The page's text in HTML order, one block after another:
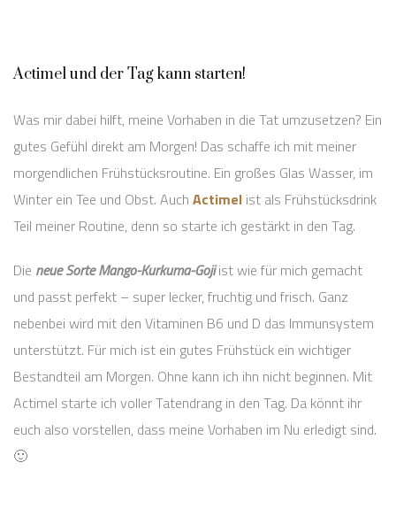
Actimel und der Tag kann starten!
Was mir dabei hilft, meine Vorhaben in die Tat umzusetzen? Ein
gutes Gefühl direkt am Morgen! Das schaffe ich mit meiner
morgendlichen Frühstücksroutine. Ein großes Glas Wasser, im
Winter ein Tee und Obst. Auch Actimel ist als Frühstücksdrink
Teil meiner Routine, denn so starte ich gestärkt in den Tag.
Die neue Sorte Mango-Kurkuma-Gojiist wie für mich gemacht
und passt perfekt – super lecker, fruchtig und frisch. Ganz
nebenbei wird mit den Vitaminen B6 und D das Immunsystem
unterstützt. Für mich ist ein gutes Frühstück ein wichtiger
Bestandteil am Morgen. Ohne kann ich ihn nicht beginnen. Mit
Actimel starte ich voller Tatendrang in den Tag. Da könnt ihr
euch also vorstellen, dass meine Vorhaben im Nu erledigt sind.
🙂